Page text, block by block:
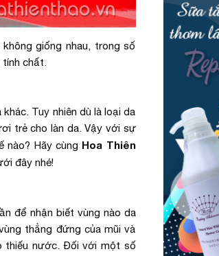
giống nhau, trong số
tính chất.
Tuy nhiên dù là loại da
trẻ cho làn da. Vậy với sự
nào? Hãy cùng Hoa Thiên
đây nhé!
để nhận biết vùng nào da
thẳng đứng của mũi và
thiếu nước. Đối với một số